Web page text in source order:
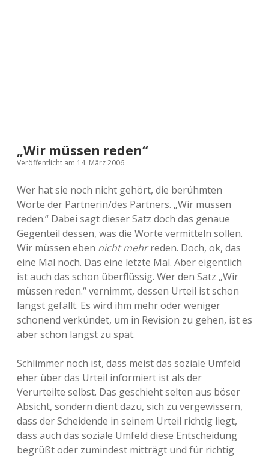
„Wir müssen reden“
Veröffentlicht am 14. März 2006
Wer hat sie noch nicht gehört, die berühmten
Worte der Partnerin/des Partners. „Wir müssen
reden.“ Dabei sagt dieser Satz doch das genaue
Gegenteil dessen, was die Worte vermitteln sollen.
Wir müssen eben nicht mehrreden. Doch, ok, das
eine Mal noch. Das eine letzte Mal. Aber eigentlich
ist auch das schon überflüssig. Wer den Satz „Wir
müssen reden.“ vernimmt, dessen Urteil ist schon
längst gefällt. Es wird ihm mehr oder weniger
schonend verkündet, um in Revision zu gehen, ist es
aber schon längst zu spät.
Schlimmer noch ist, dass meist das soziale Umfeld
eher über das Urteil informiert ist als der
Verurteilte selbst. Das geschieht selten aus böser
Absicht, sondern dient dazu, sich zu vergewissern,
dass der Scheidende in seinem Urteil richtig liegt,
dass auch das soziale Umfeld diese Entscheidung
begrüßt oder zumindest mitträgt und für richtig